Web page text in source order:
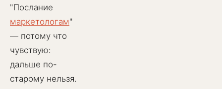
"Послание
маркетологам"
— потому что
чувствую:
дальше по-
старому нельзя.